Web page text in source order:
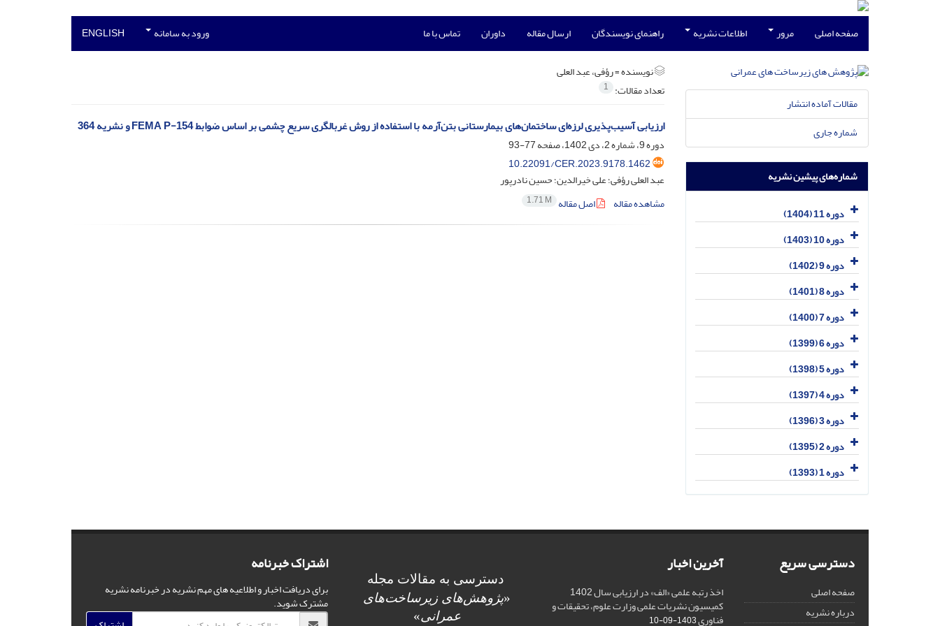
صفحه اصلی مرور اطلاعات نشریه راهنمای نویسندگان ارسال مقاله داوران تماس با ما ورود به سامانه ENGLISH
نویسنده =رؤفی، عبد العلی
تعداد مقالات: 1
ارزیابی آسیب‌پذیری لرزه‌ای ساختمان‌‌های بیمارستانی بتن‌آرمه با استفاده از روش غربالگری سریع چشمی بر اساس ضوابط FEMA P-154 و نشریه 364
دوره 9، شماره 2، دی 1402، صفحه
77-93
10.22091/CER.2023.9178.1462
عبد العلی رؤفی؛ علی خیرالدین؛ حسین نادرپور
مشاهده مقاله
اصل مقاله 1.71 M
مقالات آماده انتشار
شماره جاری
شماره‌های پیشین نشریه
دوره 11 (1404)
دوره 10 (1403)
دوره 9 (1402)
دوره 8 (1401)
دوره 7 (1400)
دوره 6 (1399)
دوره 5 (1398)
دوره 4 (1397)
دوره 3 (1396)
دوره 2 (1395)
دوره 1 (1393)
دسترسی سریع
صفحه اصلی
درباره نشریه
آخرین اخبار
اخذ رتبه علمی «الف» در ارزیابی سال 1402
کمیسیون نشریات علمی وزارت علوم، تحقیقات و
فناوری1403-09-10
دسترسی به مقالات مجله
«پژوهش‌های زیرساخت‌های
عمرانی»
اشتراک خبرنامه
برای دریافت اخبار و اطلاعیه های مهم نشریه در خبرنامه نشریه
مشترک شوید.